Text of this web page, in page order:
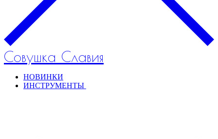
Совушка Славия
НОВИНКИ
ИНСТРУМЕНТЫ